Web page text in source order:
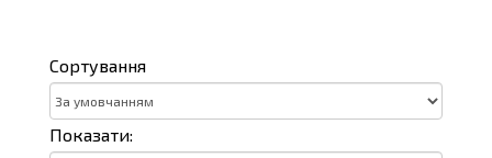
Сортування
Показати: